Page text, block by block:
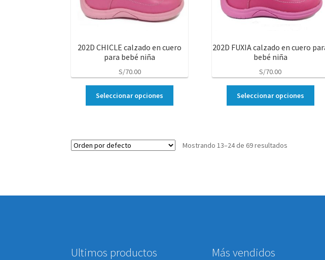
202D CHICLE calzado en cuero
para bebé niña
S/70.00
Seleccionar opciones
202D FUXIA calzado en cuero
bebé niña
S/70.00
Seleccionar opciones
Mostrando 13–24 de 69 resultados
Ultimos productos Más vendidos